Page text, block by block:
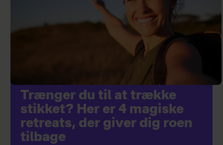
Trænger du til at trække
stikket? Her er 4 magiske
retreats, der giver dig roen
tilbage